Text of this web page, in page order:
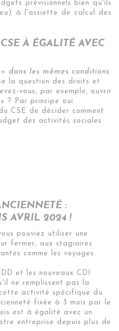
prévisionnels bien qu'ils
à l'assiette de calcul des
À ÉGALITÉ AVEC
dans les mêmes conditions
la question des droits et
vous, par exemple, ouvrir
? Par principe oui.
CSE de décider comment
des activités sociales
:
AVRIL 2024 !
pouviez utiliser une
fermer, aux stagiaires
comme les voyages.
et les nouveaux CDI
ne remplissent pas la
activité spécifique du
fixée à 3 mois par le
est à égalité avec un
entreprise depuis plus de